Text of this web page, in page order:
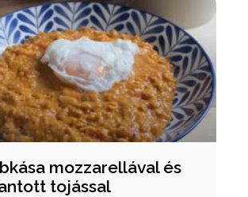
mozzarellával és
tojással